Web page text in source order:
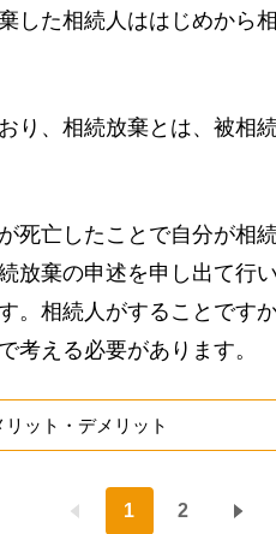
した相続人ははじめから
り、相続放棄とは、被相
死亡したことで自分が相
放棄の申述を申し出て行
。相続人がすることです
考える必要があります。
ット・デメリット
1 2